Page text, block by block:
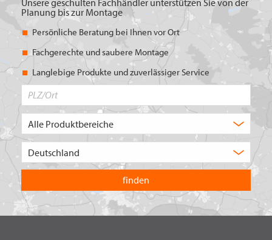
Unsere geschulten Fachhändler unterstützen Sie von der
Planung bis zur Montage
Persönliche Beratung bei Ihnen vor Ort
Fachgerechte und saubere Montage
Langlebige Produkte und zuverlässiger Service
in
welchem
Land
Sie
suchen